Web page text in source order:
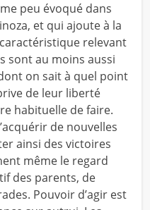
peu évoqué dans
et qui ajoute à la
relevant
sont au moins aussi
on sait à quel point
de leur liberté
habituelle de faire.
de nouvelles
ainsi des victoires
même le regard
des parents, de
Pouvoir d’agir est